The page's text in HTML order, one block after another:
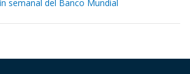
semanal del Banco Mundial